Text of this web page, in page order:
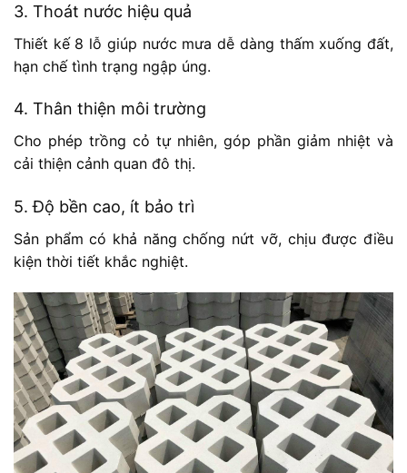
3. Thoát nước hiệu quả
Thiết kế 8 lỗ giúp nước mưa dễ dàng thấm xuống đất,
hạn chế tình trạng ngập úng.
4. Thân thiện môi trường
Cho phép trồng cỏ tự nhiên, góp phần giảm nhiệt và
cải thiện cảnh quan đô thị.
5. Độ bền cao, ít bảo trì
Sản phẩm có khả năng chống nứt vỡ, chịu được điều
kiện thời tiết khắc nghiệt.